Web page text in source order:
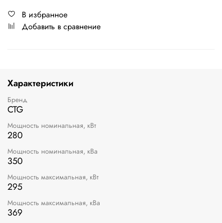
В избранное
Добавить в сравнение
Характеристики
Бренд
CTG
Мощность номинальная, кВт
280
Мощность номинальная, кВа
350
Мощность максимальная, кВт
295
Мощность максимальная, кВа
369